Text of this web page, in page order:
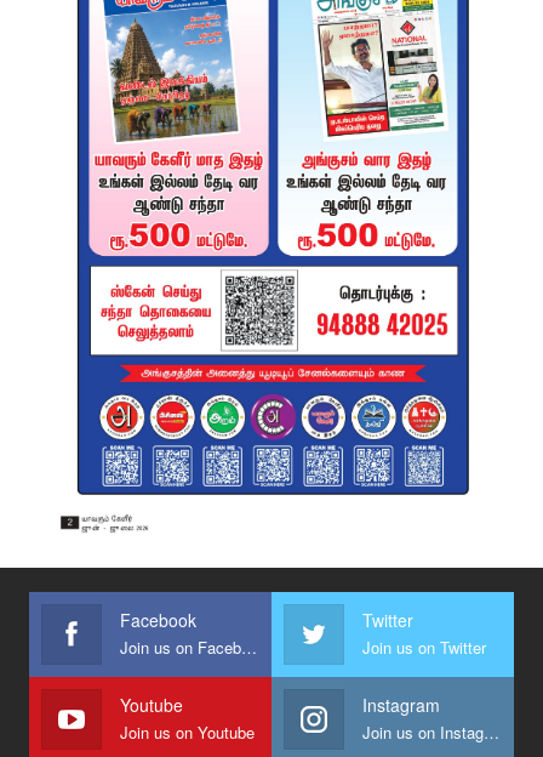
Facebook
Join us on Facebook
Twitter
Join us on Twitter
Youtube
Join us on Youtube
Instagram
Join us on Instagram